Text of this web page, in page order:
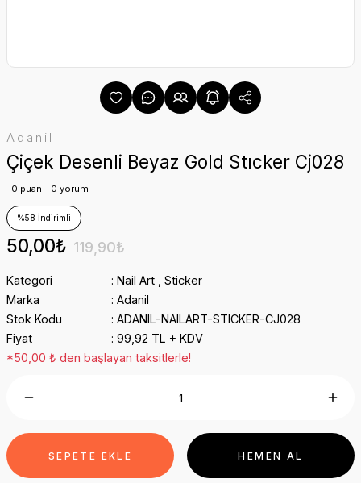
Adanil
Çiçek Desenli Beyaz Gold Stıcker Cj028
0 puan - 0 yorum
%58 İndirimli
50,00₺ 119,90₺
Kategori Nail Art
Sticker
Marka
Adanil
Stok Kodu
ADANIL-NAILART-STICKER-CJ028
Fiyat
99,92 TL + KDV
*50,00 ₺ den başlayan taksitlerle!
SEPETE EKLE HEMEN AL